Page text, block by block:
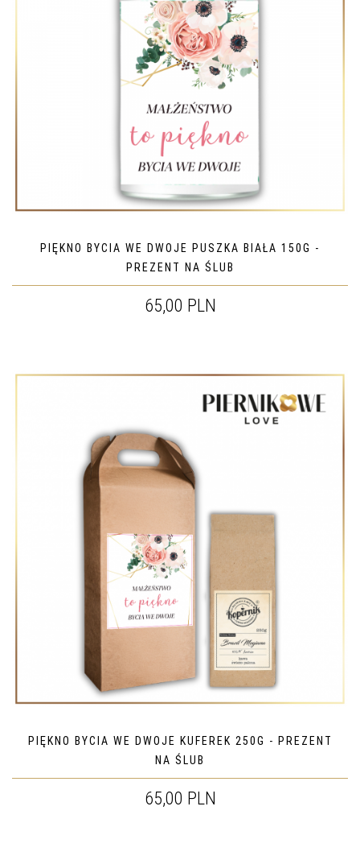
PIĘKNO BYCIA WE DWOJE PUSZKA BIAŁA 150G -
PREZENT NA ŚLUB
65,00 PLN
PIĘKNO BYCIA WE DWOJE KUFEREK 250G - PREZENT
NA ŚLUB
65,00 PLN